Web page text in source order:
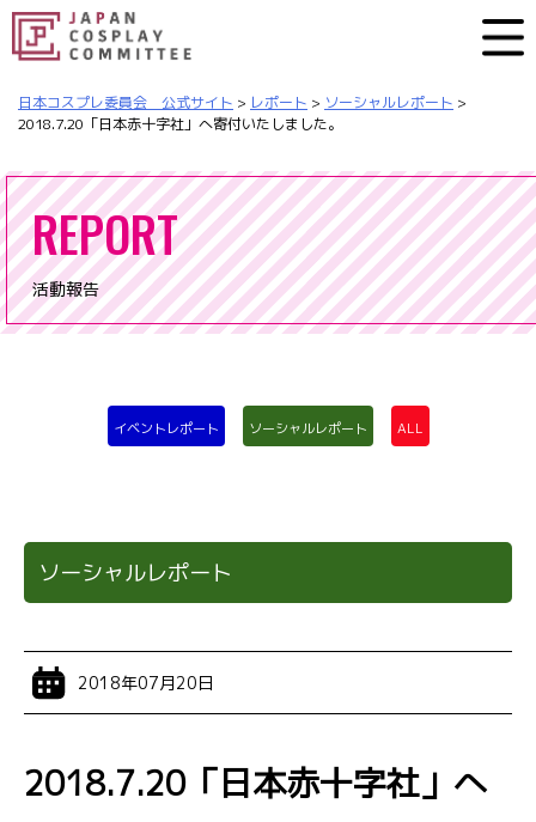
日本コスプレ委員会 公式サイト > レポート > ソーシャルレポート >
2018.7.20「日本赤十字社」へ寄付いたしました。
REPORT
活動報告
イベントレポート ソーシャルレポート ALL
ソーシャルレポート
2018年07月20日
2018.7.20「日本赤十字社」へ